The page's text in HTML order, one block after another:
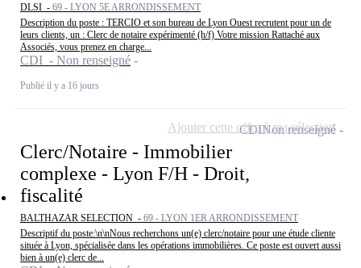
DLSI - 69 - LYON 5E ARRONDISSEMENT
Description du poste : TERCIO et son bureau de Lyon Ouest recrutent pour un de
leurs clients, un : Clerc de notaire expérimenté (h/f) Votre mission Rattaché aux
Associés, vous prenez en charge...
CDI - Non renseigné
Publié il y a 16 jours
Clerc/Notaire - Immobilier
complexe - Lyon F/H - Droit,
fiscalité
BALTHAZAR SELECTION - 69 - LYON 1ER ARRONDISSEMENT
Descriptif du poste:\n\nNous recherchons un(e) clerc/notaire pour une étude cliente
située à Lyon, spécialisée dans les opérations immobilières. Ce poste est ouvert aussi
bien à un(e) clerc de...
CDINon renseigné
Ajouter cette offre à ma sélection